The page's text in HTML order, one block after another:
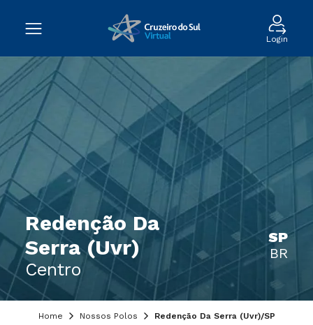
Login
Redenção Da
Serra (Uvr)
Centro
SP
BR
Home Nossos Polos Redenção Da Serra (Uvr)/SP